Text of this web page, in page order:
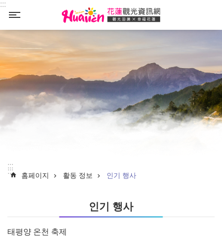
Select
:::
:::
::: 홈페이지 활동 정보 인기 행사
인기 행사
태평양 온천 축제